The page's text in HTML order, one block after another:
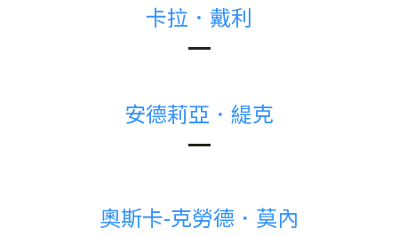
卡拉．戴利
安德莉亞．緹克
奧斯卡-克勞德．莫內